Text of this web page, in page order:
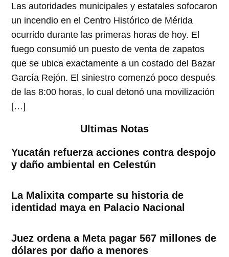
Las autoridades municipales y estatales sofocaron
un incendio en el Centro Histórico de Mérida
ocurrido durante las primeras horas de hoy. El
fuego consumió un puesto de venta de zapatos
que se ubica exactamente a un costado del Bazar
García Rejón. El siniestro comenzó poco después
de las 8:00 horas, lo cual detonó una movilización
[…]
Ultimas Notas
Yucatán refuerza acciones contra despojo
y daño ambiental en Celestún
La Malixita comparte su historia de
identidad maya en Palacio Nacional
Juez ordena a Meta pagar 567 millones de
dólares por daño a menores